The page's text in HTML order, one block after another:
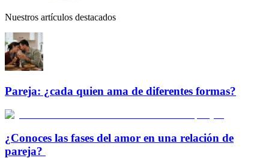
Nuestros artículos destacados
Pareja: ¿cada quien ama de diferentes formas?
¿Conoces las fases del amor en una relación de
pareja?